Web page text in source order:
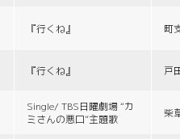
『行くね』 町
『行くね』 戸
Single/ TBS日曜劇場 “カ
ミさんの悪口”主題歌
柴